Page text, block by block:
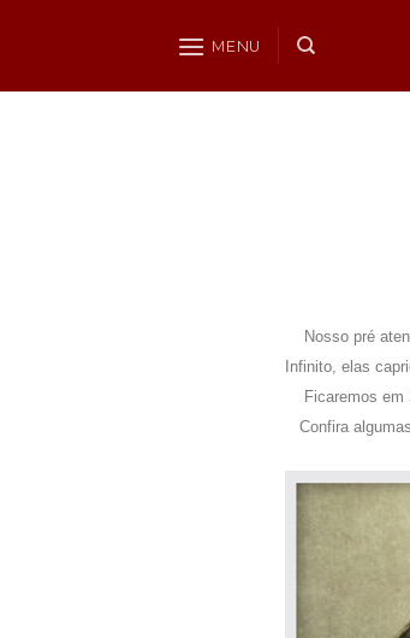
MENU
Nosso pré
Infinito, elas
Ficaremos em
Confira